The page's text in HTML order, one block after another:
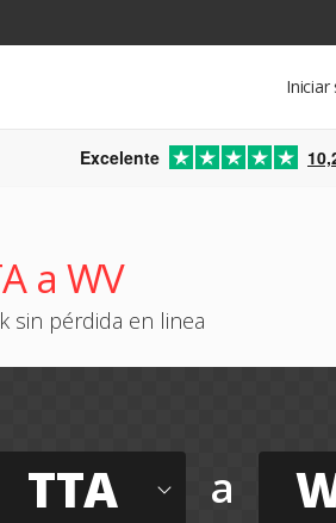
Iniciar
Excelente
a WV
sin pérdida en linea
TTA a